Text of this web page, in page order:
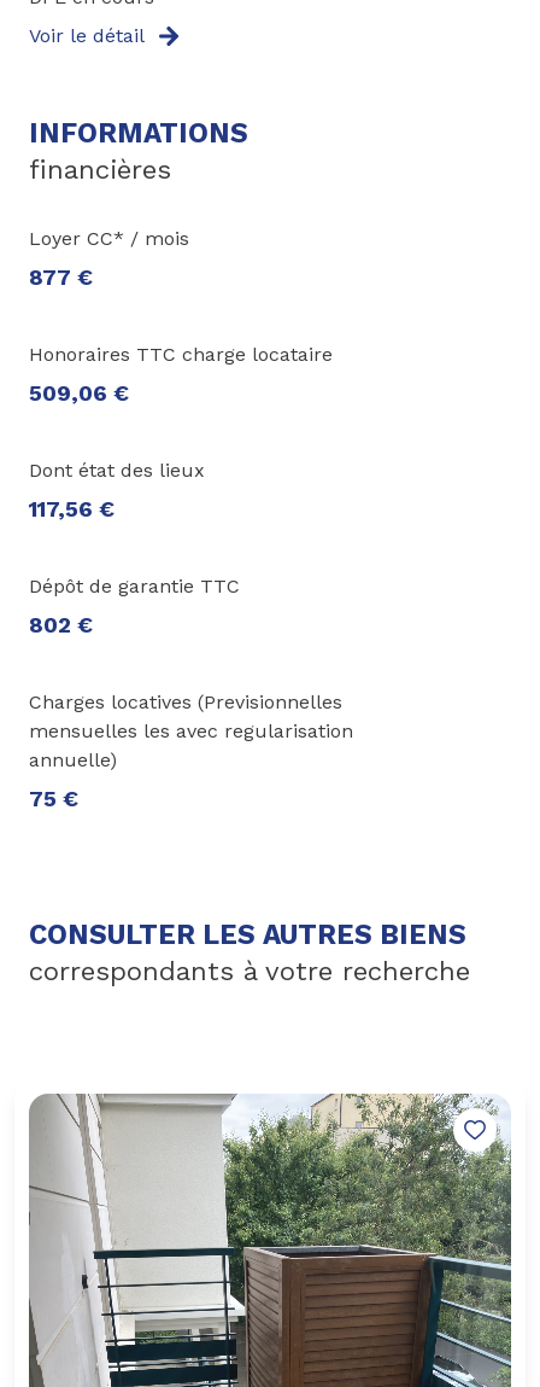
Voir le détail
INFORMATIONS
financières
Loyer CC* / mois
877 €
Honoraires TTC charge locataire
509,06 €
Dont état des lieux
117,56 €
Dépôt de garantie TTC
802 €
Charges locatives (Previsionnelles
mensuelles les avec regularisation
annuelle)
75 €
CONSULTER LES AUTRES BIENS
correspondants à votre recherche